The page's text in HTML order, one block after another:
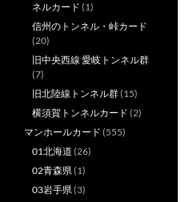
ネルカード (1)
信州のトンネル・峠カード
(20)
旧中央西線 愛岐トンネル群
(7)
旧北陸線トンネル群(15)
横須賀トンネルカード (2)
マンホールカード (555)
01北海道 (26)
02青森県(1)
03岩手県(3)